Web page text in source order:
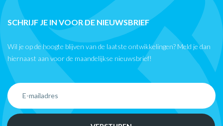
SCHRIJF JE IN VOOR DE NIEUWSBRIEF
Wil je op de hoogte blijven van de laatste ontwikkelingen? Meld je dan
hiernaast aan voor de maandelijkse nieuwsbrief!